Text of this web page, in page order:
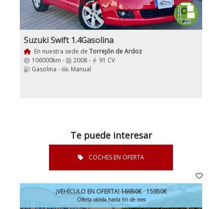
Suzuki Swift 1.4Gasolina
En nuestra sede de Torrejón de Ardoz
106000km -
2008 -
91 CV
Gasolina -
Manual
Te puede interesar
COCHES EN OFERTA
¡VEHÍCULO EN OFERTA!16950€· 15950€
Oferta válida hasta fin de mes